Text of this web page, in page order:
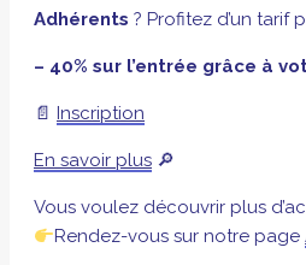
Adhérents ? Profitez d’un tarif
– 40% sur l’entrée grâce à
📄 Inscription
En savoir plus 🔎
Vous voulez découvrir plus
Rendez-vous sur notre page